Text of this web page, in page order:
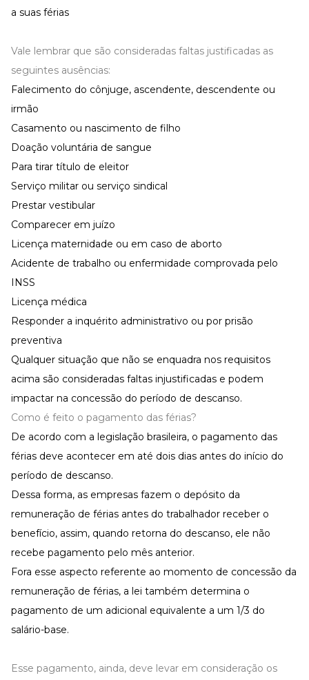
a suas férias
Vale lembrar que são consideradas faltas justificadas as
seguintes ausências:
Falecimento do cônjuge, ascendente, descendente ou
irmão
Casamento ou nascimento de filho
Doação voluntária de sangue
Para tirar título de eleitor
Serviço militar ou serviço sindical
Prestar vestibular
Comparecer em juízo
Licença maternidade ou em caso de aborto
Acidente de trabalho ou enfermidade comprovada pelo
INSS
Licença médica
Responder a inquérito administrativo ou por prisão
preventiva
Qualquer situação que não se enquadra nos requisitos
acima são consideradas faltas injustificadas e podem
impactar na concessão do período de descanso.
Como é feito o pagamento das férias?
De acordo com a legislação brasileira, o pagamento das
férias deve acontecer em até dois dias antes do início do
período de descanso.
Dessa forma, as empresas fazem o depósito da
remuneração de férias antes do trabalhador receber o
benefício, assim, quando retorna do descanso, ele não
recebe pagamento pelo mês anterior.
Fora esse aspecto referente ao momento de concessão da
remuneração de férias, a lei também determina o
pagamento de um adicional equivalente a um 1/3 do
salário-base.
Esse pagamento, ainda, deve levar em consideração os